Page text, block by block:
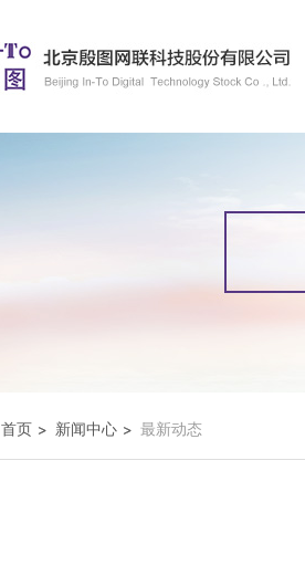
首页 新闻中心 最新动态